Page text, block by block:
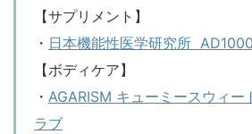
【サプリメント】
・ 日本機能性医学研究所 AD1000
【ボディケア】
・ AGARISM キューミースウィー
ラブ